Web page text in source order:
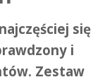
się
i
Zestaw